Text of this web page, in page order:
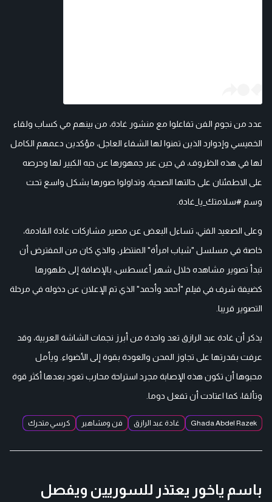
عدد من نجوم الفن تفاعلوا مع منشور غادة، من بينهم مي كساب ولقاء
الخميسي وإدوارد الذين تمنوا لها الشفاء العاجل، مؤكدين دعمهم الكامل
لها في هذه الظروف، في حين عبر جمهورها عن حبه الكبير لها وحرصه
على الاطمئنان على حالتها الصحية، وتداولوا صورها بشكل واسع تحت
وسم #سلامتك_يا_غادة.
وعلى الصعيد الفني، تساءل البعض عن مصير مشاركات غادة القادمة،
خاصة في مسلسل "شباب امرأة" المنتظر، والذي كان من المفترض أن
تبدأ تصوير مشاهده خلال شهر أغسطس، بالإضافة إلى ظهورها
كضيفة شرف في فيلم "أحمد وأحمد" الذي تم الإعلان عن دخوله في مرحلة
التصوير قريبا.
يذكر أن غادة عبد الرازق تعد واحدة من أبرز نجمات الشاشة العربية، وقد
عرفت بقدرتها على تجاوز المحن والعودة بقوة إلى الأضواء. ويأمل
محبوها أن تكون هذه الإصابة مجرد استراحة محارب تعود بعدها أكثر قوة
وتألقا، كما اعتادت أن تفعل دوما.
Ghada Abdel Razek غادة عبد الرازق فن ومشاهير كرسي متحرك
باسم ياخور يعتذر للسوريين ويفصل